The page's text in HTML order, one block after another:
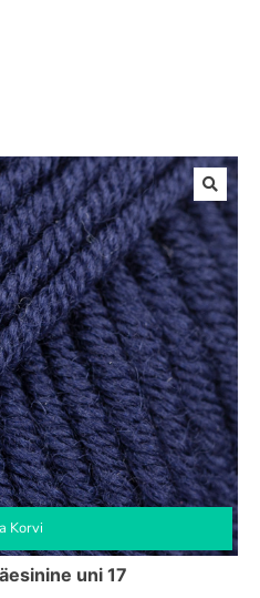
Korvi
uni 17